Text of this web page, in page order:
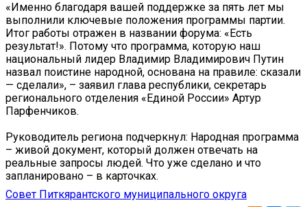
«Именно благодаря вашей поддержке за пять лет мы
выполнили ключевые положения программы партии.
Итог работы отражен в названии форума: «Есть
результат!». Потому что программа, которую наш
национальный лидер Владимир Владимирович Путин
назвал поистине народной, основана на правиле: сказали
— сделали», – заявил глава республики, секретарь
регионального отделения «Единой России» Артур
Парфенчиков.
Руководитель региона подчеркнул: Народная программа
– живой документ, который должен отвечать на
реальные запросы людей. Что уже сделано и что
запланировано – в карточках.
Совет Питкярантского муниципального округа